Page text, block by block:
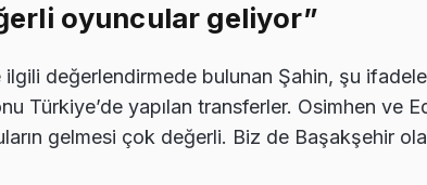
oyuncular geliyor”
değerlendirmede bulunan Şahin, şu
Türkiye’de yapılan transferler. Osimhen ve
gelmesi çok değerli. Biz de Başakşehir